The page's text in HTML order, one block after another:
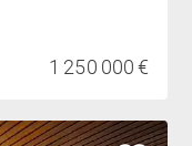
1 250 000 €